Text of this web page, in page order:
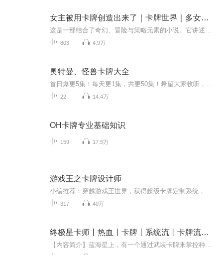
女主被用卡牌创造出来了｜卡牌世界｜多女主｜金手指
803 4.9万
奥特曼、怪兽卡牌大全
22 14.4万
OH卡牌专业基础知识
159 17.5万
游戏王之卡牌设计师
317 40万
终极星卡师丨热血丨卡牌丨系统流丨卡牌流点击过亿神作丨VIP免费